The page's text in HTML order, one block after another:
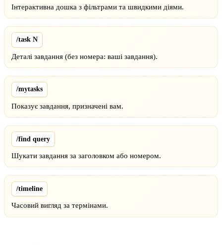
Інтерактивна дошка з фільтрами та швидкими діями.
/task N
Деталі завдання (без номера: ваші завдання).
/mytasks
Показує завдання, призначені вам.
/find query
Шукати завдання за заголовком або номером.
/timeline
Часовий вигляд за термінами.